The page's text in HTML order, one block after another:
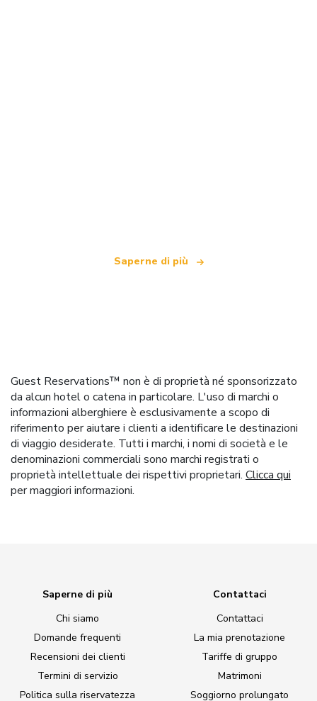
Saperne di più
Guest Reservations™ non è di proprietà né sponsorizzato
da alcun hotel o catena in particolare. L'uso di marchi o
informazioni alberghiere è esclusivamente a scopo di
riferimento per aiutare i clienti a identificare le destinazioni
di viaggio desiderate. Tutti i marchi, i nomi di società e le
denominazioni commerciali sono marchi registrati o
proprietà intellettuale dei rispettivi proprietari. Clicca qui
per maggiori informazioni.
Saperne di più
Chi siamo
Domande frequenti
Recensioni dei clienti
Termini di servizio
Politica sulla riservatezza
Contattaci
Contattaci
La mia prenotazione
Tariffe di gruppo
Matrimoni
Soggiorno prolungato